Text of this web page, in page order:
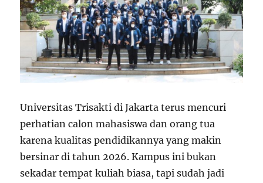
Universitas Trisakti di Jakarta terus mencuri
perhatian calon mahasiswa dan orang tua
karena kualitas pendidikannya yang makin
bersinar di tahun 2026. Kampus ini bukan
sekadar tempat kuliah biasa, tapi sudah jadi